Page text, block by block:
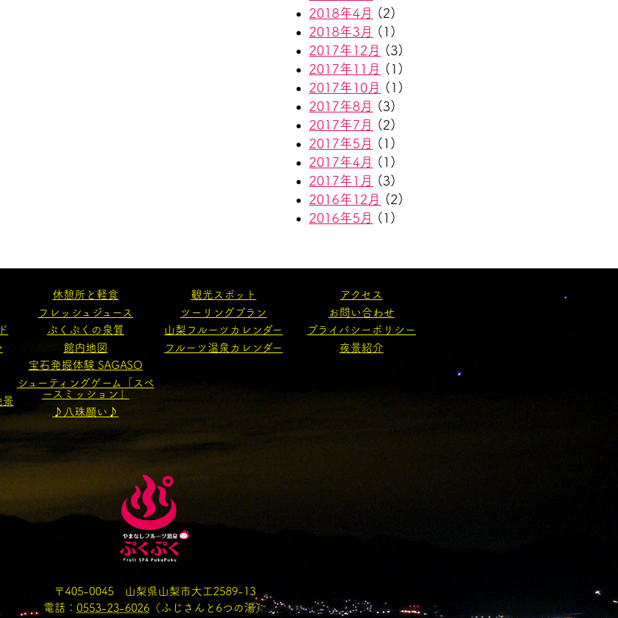
2018年4月
(2)
2018年3月
(1)
2017年12月
(3)
2017年11月
(1)
2017年10月
(1)
2017年8月
(3)
2017年7月
(2)
2017年5月
(1)
2017年4月
(1)
2017年1月
(3)
2016年12月
(2)
2016年5月
(1)
景
休憩所と軽食
フレッシュジュース
ぷくぷくの泉質
館内地図
宝石発掘体験 SAGASO
シューティングゲーム「スペ
ースミッション」
♪八珠願い♪
観光スポット
ツーリングプラン
山梨フルーツカレンダー
フルーツ温泉カレンダー
アクセス
お問い合わせ
プライバシーポリシー
夜景紹介
〒405-0045 山梨県山梨市大工2589-13
電話： 0553-23-6026（ふじさんと6つの湯）